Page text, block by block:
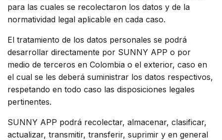
para las cuales se recolectaron los datos y de la
normatividad legal aplicable en cada caso.
El tratamiento de los datos personales se podrá
desarrollar directamente por SUNNY APP o por
medio de terceros en Colombia o el exterior, caso en
el cual se les deberá suministrar los datos respectivos,
respetando en todo caso las disposiciones legales
pertinentes.
SUNNY APP podrá recolectar, almacenar, clasificar,
actualizar, transmitir, transferir, suprimir y en general